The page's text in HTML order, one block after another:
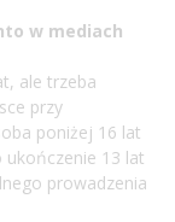
w mediach
ale trzeba
przy
poniżej 16 lat
ukończenie 13 lat
prowadzenia